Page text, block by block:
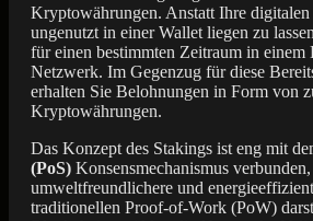
Kryptowährungen. Anstatt Ihre digitalen
ungenutzt in einer Wallet liegen zu
für einen bestimmten Zeitraum in einem
Netzwerk. Im Gegenzug für diese
erhalten Sie Belohnungen in Form von
Kryptowährungen.
Das Konzept des Stakings ist eng mit
(PoS) Konsensmechanismus
umweltfreundlichere und
traditionellen Proof-of-Work (PoW)